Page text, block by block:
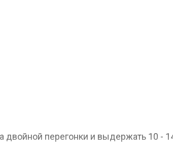
двойной перегонки и выдержать 10 -